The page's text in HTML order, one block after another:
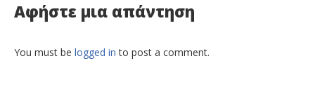
Αφήστε μια απάντηση
You must be logged in to post a comment.